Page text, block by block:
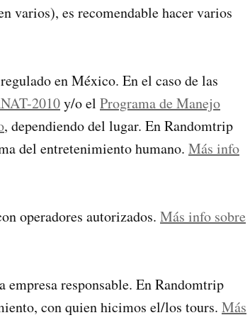
varios), es recomendable hacer varios
en México. En el caso de las
2010y/o el Programa de Manejo
, dependiendo del lugar. En Randomtrip
del entretenimiento humano. Más info
operadores autorizados. Más info sobre
empresa responsable. En Randomtrip
con quien hicimos el/los tours. Más